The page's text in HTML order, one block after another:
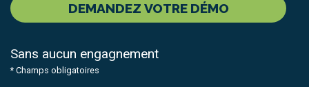
DEMANDEZ VOTRE DÉMO
Sans aucun engagnement
* Champs obligatoires